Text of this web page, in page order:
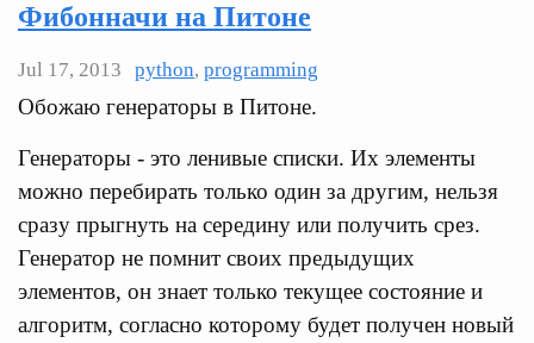
Фибонначи на Питоне
Jul 17, 2013 python, programming
Обожаю генераторы в Питоне.
Генераторы - это ленивые списки. Их элементы
можно перебирать только один за другим, нельзя
сразу прыгнуть на середину или получить срез.
Генератор не помнит своих предыдущих
элементов, он знает только текущее состояние и
алгоритм, согласно которому будет получен новый